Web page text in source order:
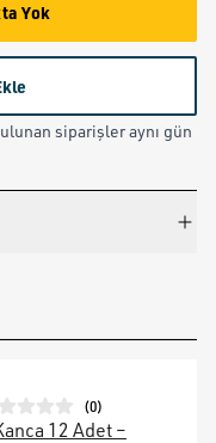
Yok
siparişler aynı gün
(0)
12 Adet –